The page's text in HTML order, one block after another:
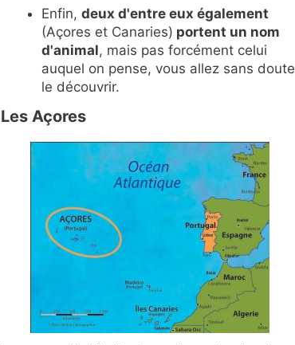
Enfin, deux d'entre eux également
(Açores et Canaries) portent un nom
d'animal, mais pas forcément celui
auquel on pense, vous allez sans doute
le découvrir.
Les Açores